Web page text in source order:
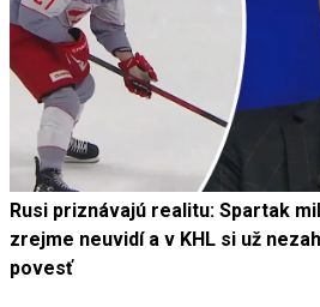
Rusi priznávajú realitu: Spartak
zrejme neuvidí a v KHL si už
povesť